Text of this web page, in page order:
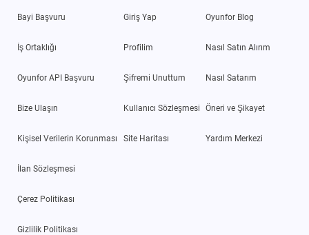
Bayi Başvuru
İş Ortaklığı
Oyunfor API Başvuru
Bize Ulaşın
Kişisel Verilerin Korunması
İlan Sözleşmesi
Çerez Politikası
Gizlilik Politikası
Giriş Yap
Profilim
Şifremi Unuttum
Kullanıcı Sözleşmesi
Site Haritası
Oyunfor Blog
Nasıl Satın Alırım
Nasıl Satarım
Öneri ve Şikayet
Yardım Merkezi